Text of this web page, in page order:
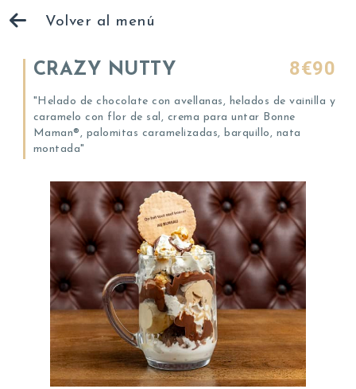
Volver al menú
CRAZY NUTTY 8€90
"Helado de chocolate con avellanas, helados de vainilla y
caramelo con flor de sal, crema para untar Bonne
Maman®, palomitas caramelizadas, barquillo, nata
montada"